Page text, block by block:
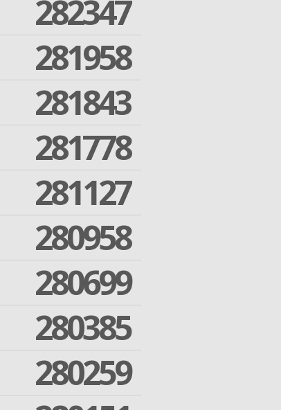
282347
281958
281843
281778
281127
280958
280699
280385
280259